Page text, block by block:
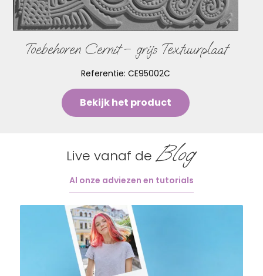
Toebehoren Cernit – grijs Textuurplaat
Referentie: CE95002C
Bekijk het product
Live vanaf de Blog
Al onze adviezen en tutorials